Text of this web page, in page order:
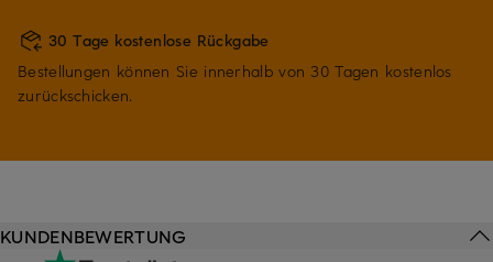
30 Tage kostenlose Rückgabe
Bestellungen können Sie innerhalb von 30 Tagen kostenlos
zurückschicken.
KUNDENBEWERTUNG